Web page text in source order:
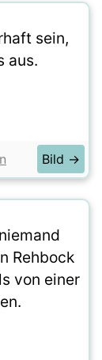
sein,
aus.
Bild →
Rehbock
von einer